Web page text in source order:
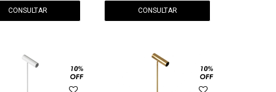
CONSULTAR CONSULTAR